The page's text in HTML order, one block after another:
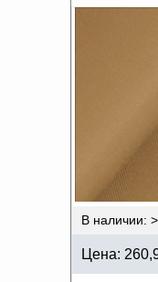
В наличии:
Цена: